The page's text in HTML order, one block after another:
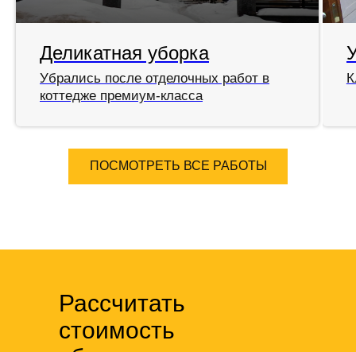
Деликатная уборка
Убрались после отделочных работ в
коттедже премиум-класса
ПОСМОТРЕТЬ ВСЕ РАБОТЫ
Рассчитать
стоимость